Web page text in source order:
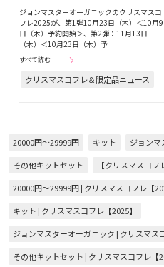
ジョンマスターオーガニックのクリスマスコ
フレ2025が、第1弾10月23日（木）＜10月9
日（木）予約開始＞、第2弾：11月13日
（木）＜10月23日（木）予…
すべて読む
クリスマスコフレ＆限定品ニュース
20000円～29999円 キット
ジョンマ
その他キットセット
【クリスマスコ
20000円～29999円 | クリスマスコフレ【
キット | クリスマスコフレ【2025】
ジョンマスターオーガニック | クリスマス
その他キットセット | クリスマスコフレ【